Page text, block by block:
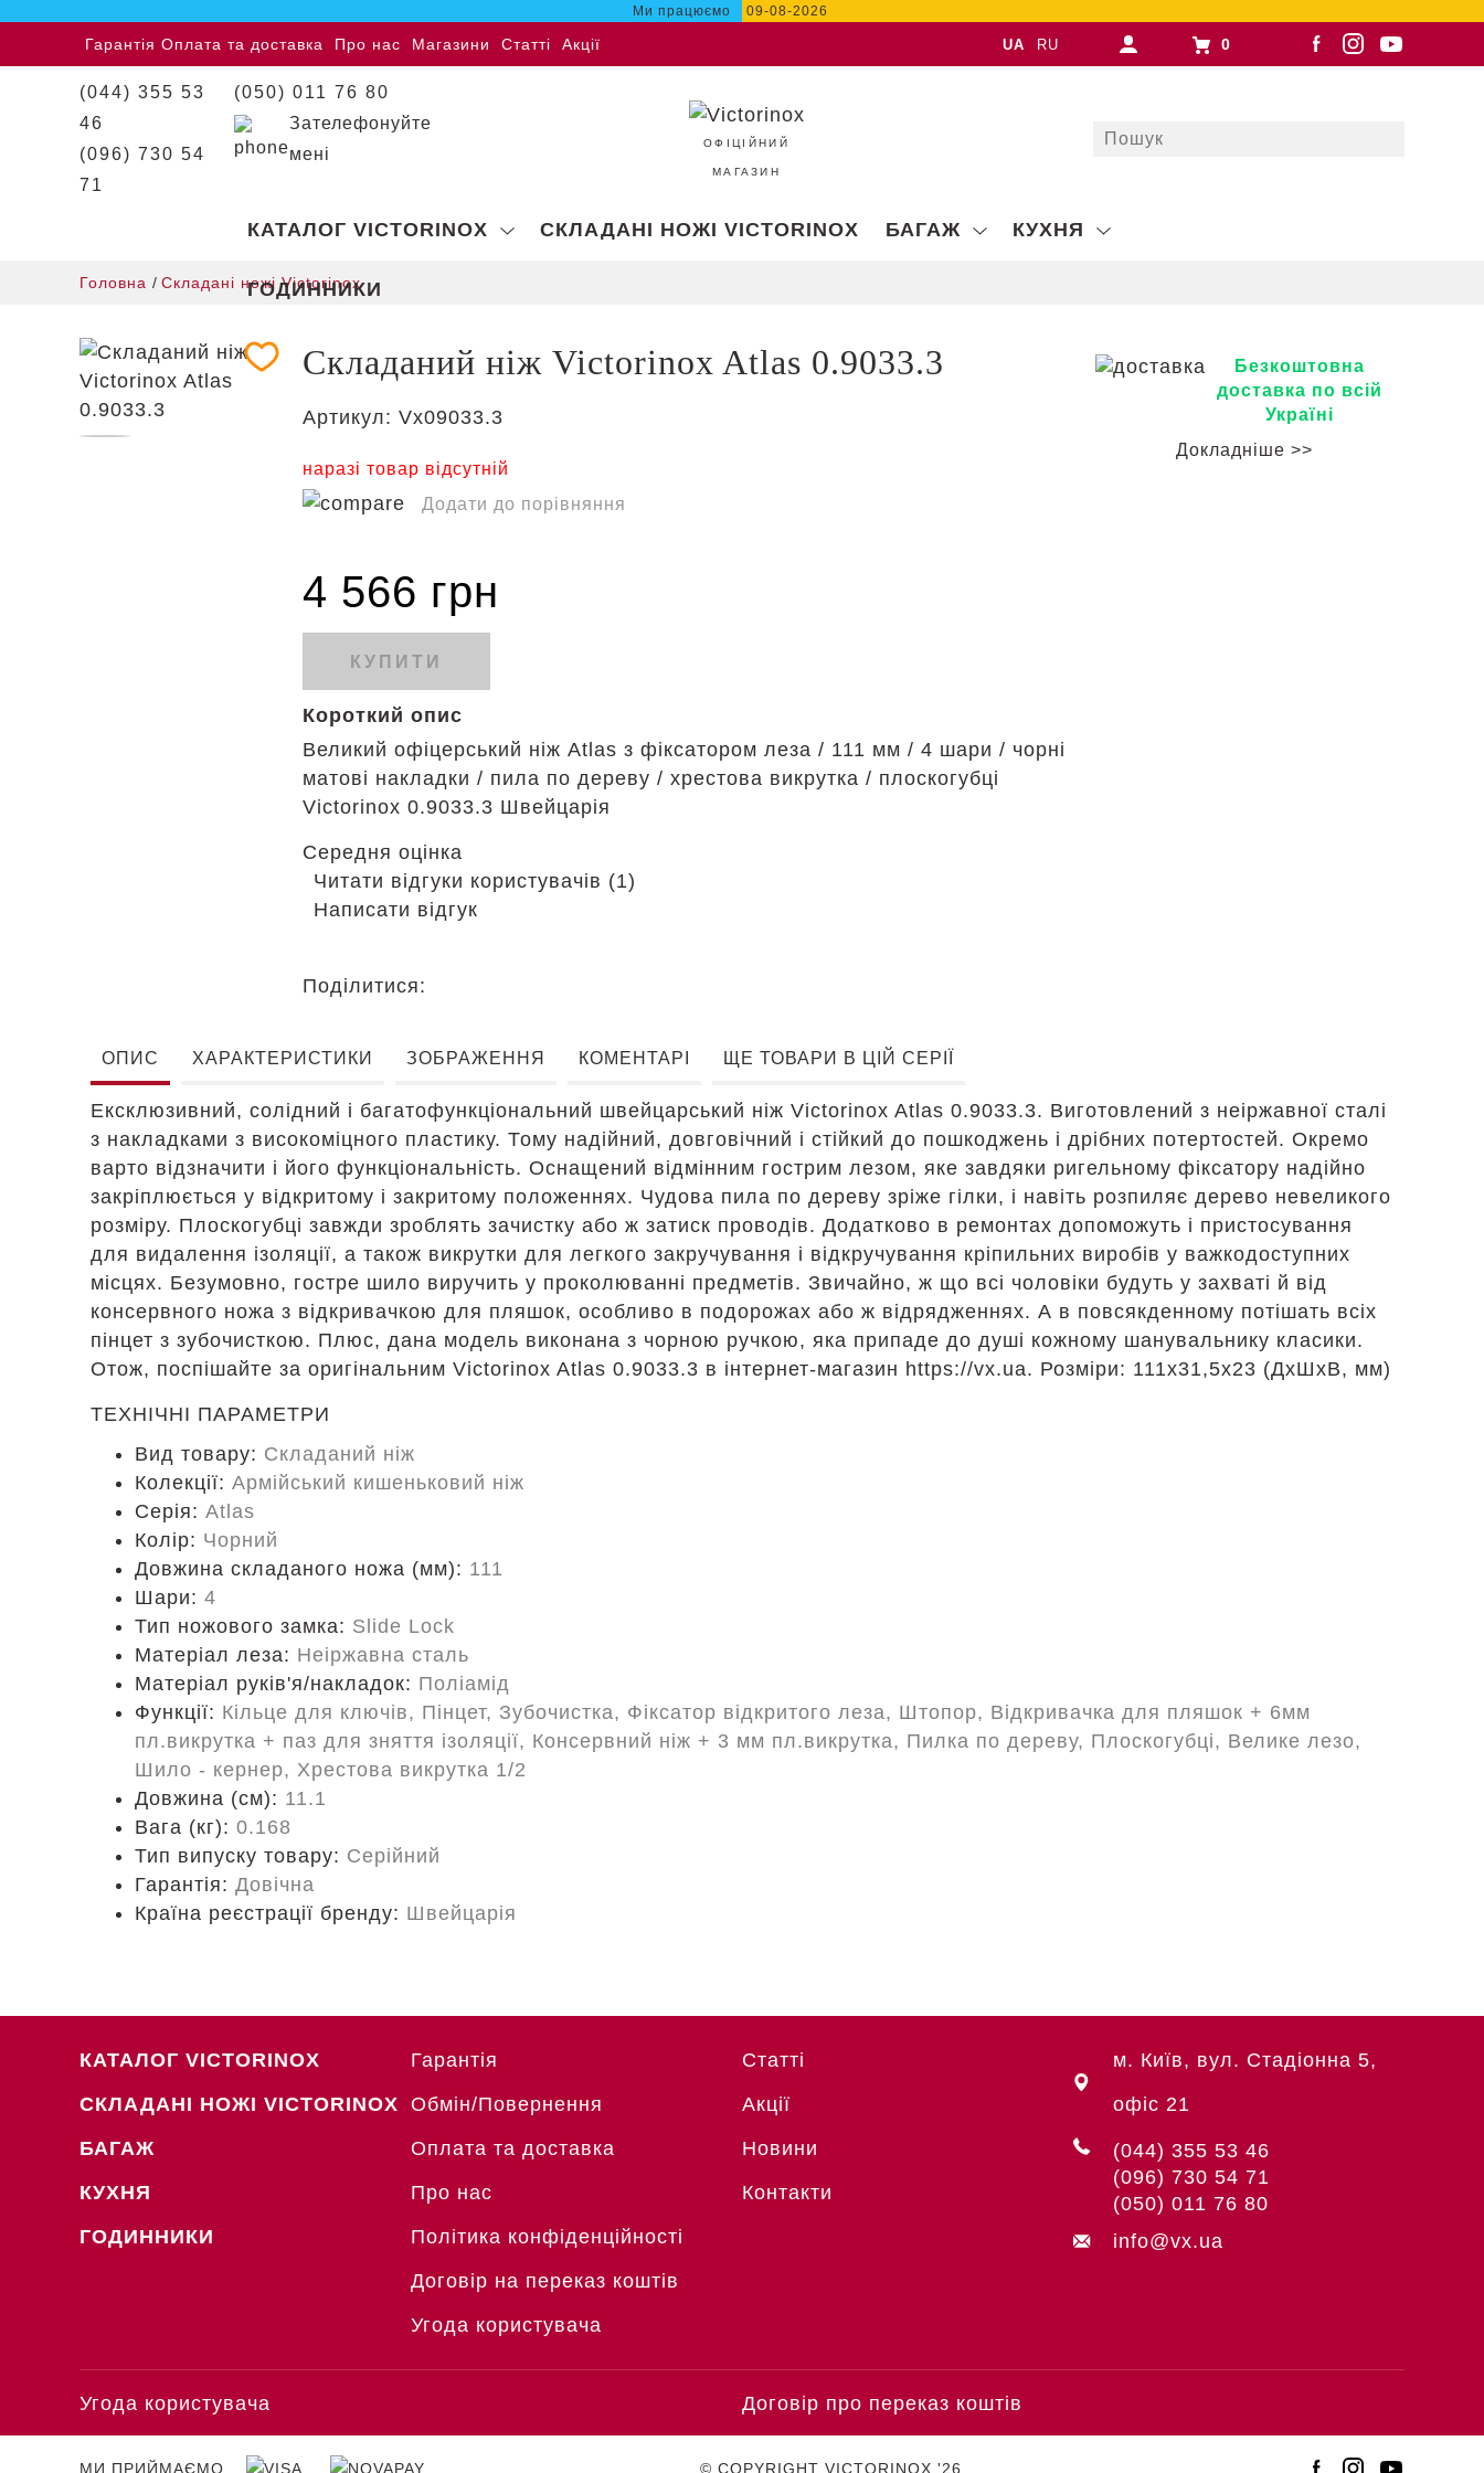
Ми працюємо 09-08-2026
Гарантія Оплата та доставка Про нас Магазини Статті Акції UA RU 0
(044) 355 53
46
(096) 730 54
71
(050) 011 76 80
Зателефонуйте
мені
ОФІЦІЙНИЙ
МАГАЗИН
КАТАЛОГ VICTORINOX СКЛАДАНІ НОЖІ VICTORINOX БАГАЖ КУХНЯ
ГОДИННИКИ
Головна / Складані ножі Victorinox
Складаний ніж Victorinox Atlas 0.9033.3
Артикул: Vx09033.3
наразі товар відсутній
Додати до порівняння
4 566 грн
КУПИТИ
Короткий опис
Великий офіцерський ніж Atlas з фіксатором леза / 111 мм / 4 шари / чорні
матові накладки / пила по дереву / хрестова викрутка / плоскогубці
Victorinox 0.9033.3 Швейцарія
Середня оцінка
Читати відгуки користувачів (1)
Написати відгук
Поділитися:
Безкоштовна
доставка по всій
Україні
Докладніше >>
ОПИС ХАРАКТЕРИСТИКИ ЗОБРАЖЕННЯ КОМЕНТАРІ ЩЕ ТОВАРИ В ЦІЙ СЕРІЇ
Ексклюзивний, солідний і багатофункціональний швейцарський ніж Victorinox Atlas 0.9033.3. Виготовлений з неіржавної сталі
з накладками з високоміцного пластику. Тому надійний, довговічний і стійкий до пошкоджень і дрібних потертостей. Окремо
варто відзначити і його функціональність. Оснащений відмінним гострим лезом, яке завдяки ригельному фіксатору надійно
закріплюється у відкритому і закритому положеннях. Чудова пила по дереву зріже гілки, і навіть розпиляє дерево невеликого
розміру. Плоскогубці завжди зроблять зачистку або ж затиск проводів. Додатково в ремонтах допоможуть і пристосування
для видалення ізоляції, а також викрутки для легкого закручування і відкручування кріпильних виробів у важкодоступних
місцях. Безумовно, гостре шило виручить у проколюванні предметів. Звичайно, ж що всі чоловіки будуть у захваті й від
консервного ножа з відкривачкою для пляшок, особливо в подорожах або ж відрядженнях. А в повсякденному потішать всіх
пінцет з зубочисткою. Плюс, дана модель виконана з чорною ручкою, яка припаде до душі кожному шанувальнику класики.
Отож, поспішайте за оригінальним Victorinox Atlas 0.9033.3 в інтернет-магазин https://vx.ua. Розміри: 111х31,5х23 (ДхШхВ, мм)
ТЕХНІЧНІ ПАРАМЕТРИ
Вид товару: Складаний ніж
Колекції: Армійський кишеньковий ніж
Серія: Atlas
Колір: Чорний
Довжина складаного ножа (мм): 111
Шари: 4
Тип ножового замка: Slide Lock
Матеріал леза: Неіржавна сталь
Матеріал руків'я/накладок: Поліамід
Функції: Кільце для ключів, Пінцет, Зубочистка, Фіксатор відкритого леза, Штопор, Відкривачка для пляшок + 6мм
пл.викрутка + паз для зняття ізоляції, Консервний ніж + 3 мм пл.викрутка, Пилка по дереву, Плоскогубці, Велике лезо,
Шило - кернер, Хрестова викрутка 1/2
Довжина (cм): 11.1
Вага (кг): 0.168
Тип випуску товару: Серійний
Гарантія: Довічна
Країна реєстрації бренду: Швейцарія
КАТАЛОГ VICTORINOX
СКЛАДАНІ НОЖІ VICTORINOX
БАГАЖ
КУХНЯ
ГОДИННИКИ
Гарантія
Обмін/Повернення
Оплата та доставка
Про нас
Політика конфіденційності
Договір на переказ коштів
Угода користувача
Статті
Акції
Новини
Контакти
м. Київ, вул. Стадіонна 5,
офіс 21
(044) 355 53 46
(096) 730 54 71
(050) 011 76 80
info@vx.ua
Угода користувача Договір про переказ коштів
МИ ПРИЙМАЄМО © COPYRIGHT VICTORINOX '26